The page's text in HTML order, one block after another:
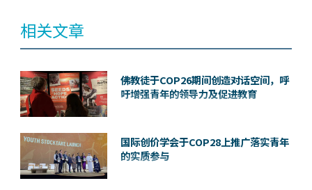
相关文章
佛教徒于COP26期间创造对话空间，呼
吁增强青年的领导力及促进教育
国际创价学会于COP28上推广落实青年
的实质参与